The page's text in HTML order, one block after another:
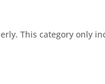
This category